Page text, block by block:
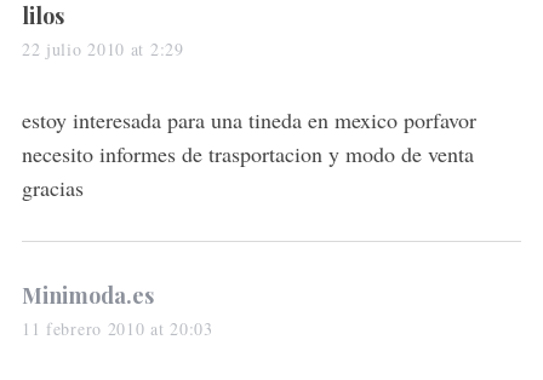
s
a
s
:
lilos
22 julio 2010 at 2:29
estoy interesada para una tineda en mexico porfavor
necesito informes de trasportacion y modo de venta
gracias
s
a
Minimoda.es
11 febrero 2010 at 20:03